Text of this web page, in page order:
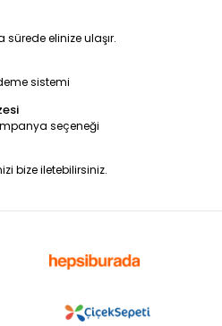
sürede elinize ulaşır.
sistemi
seçeneği
bize iletebilirsiniz.